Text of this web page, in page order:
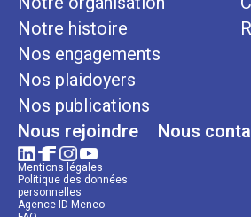
Notre histoire
Nos engagements
Nos plaidoyers
Nos publications
Nous rejoindre Nous
Mentions légales
Politique des données
personnelles
Agence ID Meneo